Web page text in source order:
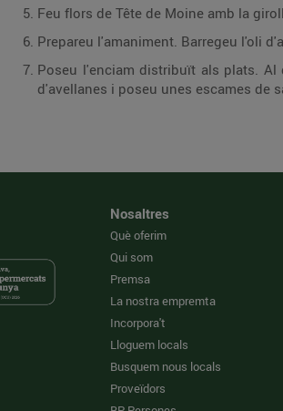
Feu flors de Tête de Moine amb la
Prepareu l'amaniment. Barregeu l'oli
Poseu l'enciam distribuït als plats.
d'avellanes i poseu unes escames de
Nosaltres
Què oferim
Qui som
Premsa
La nostra empremta
Incorpora't
Lloguem locals
Busquem nous locals
Proveïdors